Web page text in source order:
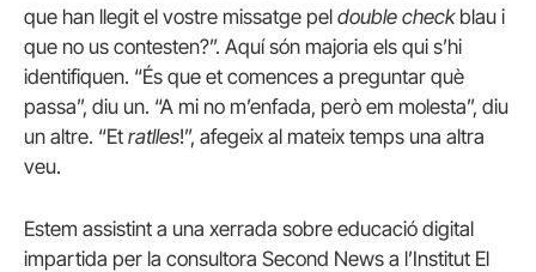
que han llegit el vostre missatge pel double checkblau i
que no us contesten?”. Aquí són majoria els qui s’hi
identifiquen. “És que et comences a preguntar què
passa”, diu un. “A mi no m’enfada, però em molesta”, diu
un altre. “Et ratlles!”, afegeix al mateix temps una altra
veu.
Estem assistint a una xerrada sobre educació digital
impartida per la consultora Second News a l’Institut El